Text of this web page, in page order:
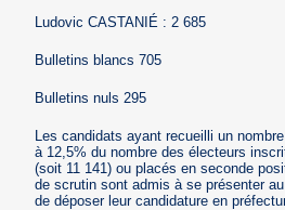
Ludovic CASTANIÉ : 2 685
Bulletins blancs 705
Bulletins nuls 295
Les candidats ayant recueilli un
à 12,5% du nombre des électeurs
(soit 11 141) ou placés en seconde
de scrutin sont admis à se présenter
de déposer leur candidature en